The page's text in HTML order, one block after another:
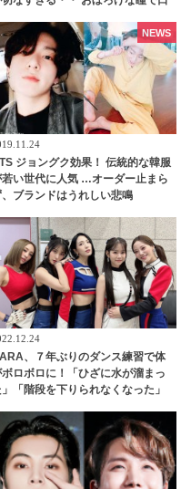
け
ジョングク効果！ 伝統的な韓服
若い世代に人気 …オーダー止まら
、ブランドはうれしい悲鳴
NEWS
、７年ぶりのダンス練習で体
ロボロに！「ひざに水が溜まっ
「階段を下りられなくなった」
付を修正していたことを告白